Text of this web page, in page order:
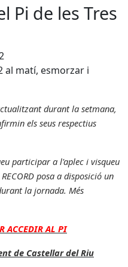
Pi de les Tres
al matí, esmorzar i
durant la setmana,
els seus respectius
participar a l'aplec i visqueu
posa a disposició un
la jornada. Més
ACCEDIR AL PI
de Castellar del Riu